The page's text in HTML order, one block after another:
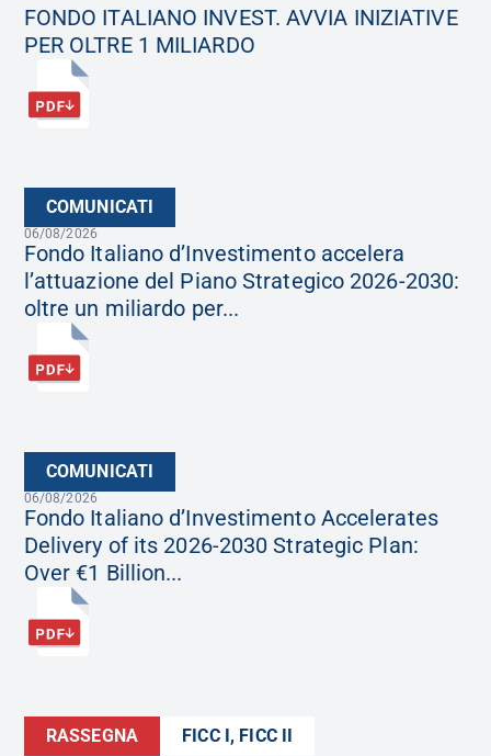
FONDO ITALIANO INVEST. AVVIA INIZIATIVE
PER OLTRE 1 MILIARDO
COMUNICATI
06/08/2026
Fondo Italiano d’Investimento accelera
l’attuazione del Piano Strategico 2026-2030:
oltre un miliardo per...
COMUNICATI
06/08/2026
Fondo Italiano d’Investimento Accelerates
Delivery of its 2026-2030 Strategic Plan:
Over €1 Billion...
RASSEGNA FICC I, FICC II